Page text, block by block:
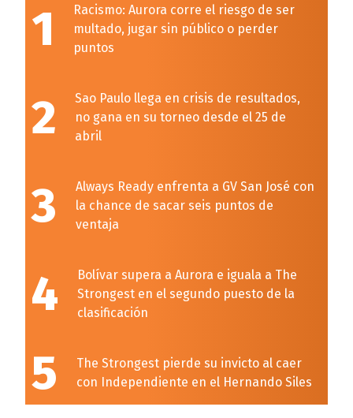
1
Racismo: Aurora corre el riesgo de ser
multado, jugar sin público o perder
puntos
2
Sao Paulo llega en crisis de resultados,
no gana en su torneo desde el 25 de
abril
3
Always Ready enfrenta a GV San José con
la chance de sacar seis puntos de
ventaja
4
Bolívar supera a Aurora e iguala a The
Strongest en el segundo puesto de la
clasificación
5
The Strongest pierde su invicto al caer
con Independiente en el Hernando Siles